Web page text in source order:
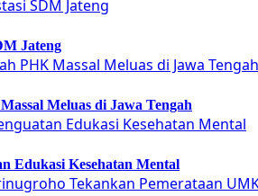
Jateng
Meluas di Jawa Tengah
Edukasi Kesehatan Mental